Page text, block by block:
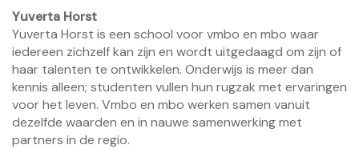
Yuverta Horst
Yuverta Horst is een school voor vmbo en mbo waar
iedereen zichzelf kan zijn en wordt uitgedaagd om zijn of
haar talenten te ontwikkelen. Onderwijs is meer dan
kennis alleen; studenten vullen hun rugzak met ervaringen
voor het leven. Vmbo en mbo werken samen vanuit
dezelfde waarden en in nauwe samenwerking met
partners in de regio.